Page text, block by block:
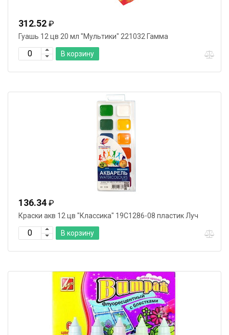
312.52 ₽
Гуашь 12 цв 20 мл "Мультики" 221032 Гамма
В корзину
136.34 ₽
Краски акв 12 цв "Классика" 19С1286-08 пластик Луч
В корзину